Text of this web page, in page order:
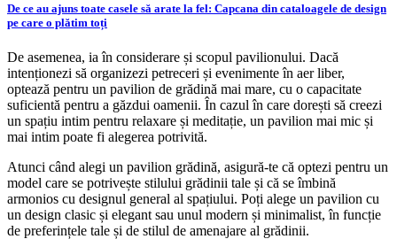
De ce au ajuns toate casele să arate la fel: Capcana din cataloagele de design
pe care o plătim toți
De asemenea, ia în considerare și scopul pavilionului. Dacă
intenționezi să organizezi petreceri și evenimente în aer liber,
optează pentru un pavilion de grădină mai mare, cu o capacitate
suficientă pentru a găzdui oamenii. În cazul în care dorești să creezi
un spațiu intim pentru relaxare și meditație, un pavilion mai mic și
mai intim poate fi alegerea potrivită.
Atunci când alegi un pavilion grădină, asigură-te că optezi pentru un
model care se potrivește stilului grădinii tale și că se îmbină
armonios cu designul general al spațiului. Poți alege un pavilion cu
un design clasic și elegant sau unul modern și minimalist, în funcție
de preferințele tale și de stilul de amenajare al grădinii.